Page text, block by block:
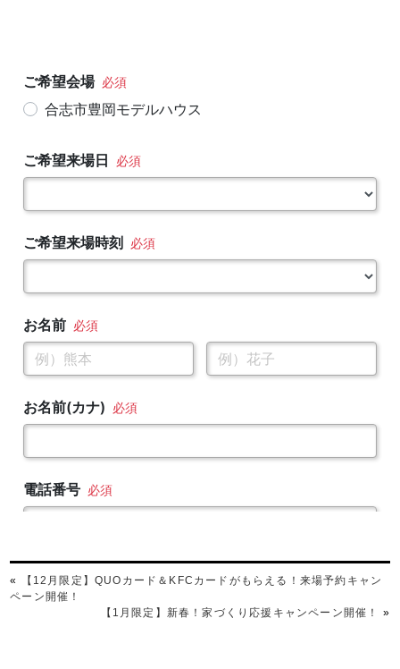
«
【12月限定】QUOカード＆KFCカードがもらえる！来場予約キャン
ペーン開催！
【1月限定】新春！家づくり応援キャンペーン開催！
»